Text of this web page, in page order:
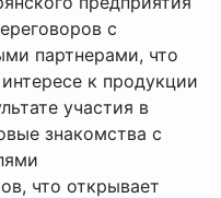
с
партнерами, что
к продукции
участия в
знакомства с
что открывает